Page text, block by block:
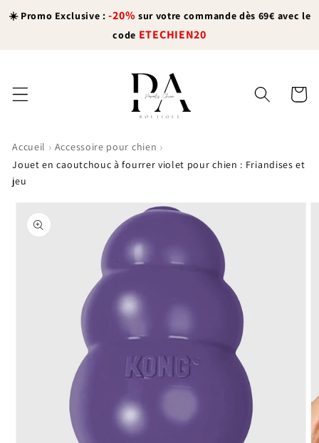
passer
☀️ Promo Exclusive :-20% sur votre commande dès 69€ avec le
code ETECHIEN20
Panier
Accueil › Accessoire pour chien ›
Jouet en caoutchouc à fourrer violet pour chien : Friandises et
jeu
informations
produits